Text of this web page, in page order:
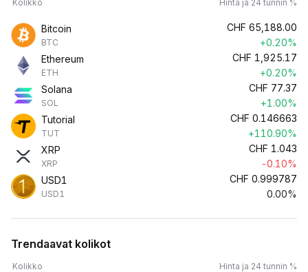
Kolikko Hinta ja 24 tunnin %
Bitcoin
BTC
CHF 65,188.00
+0.20%
Ethereum
ETH
CHF 1,925.17
+0.20%
Solana
SOL
CHF 77.37
+1.00%
Tutorial
TUT
CHF 0.146663
+110.90%
XRP
XRP
CHF 1.043
-0.10%
USD1
USD1
CHF 0.999787
0.00%
Trendaavat kolikot
Kolikko Hinta ja 24 tunnin %